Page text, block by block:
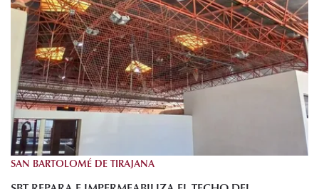
SAN BARTOLOMÉ DE TIRAJANA